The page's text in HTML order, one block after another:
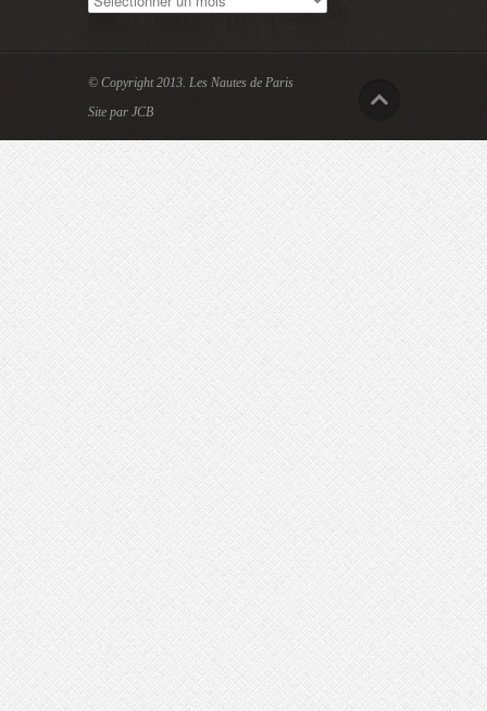
© Copyright 2013. Les Nautes de Paris
Site par JCB